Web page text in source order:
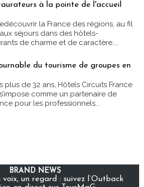
à la pointe de l'accueil
la France des régions, au fil
séjours dans des hôtels-
de charme et de caractère....
du tourisme de groupes en
plus de 32 ans, Hôtels Circuits France
s’impose comme un partenaire de
pour les professionnels...
BRAND NEWS
voix, un regard : suivez l’Outback